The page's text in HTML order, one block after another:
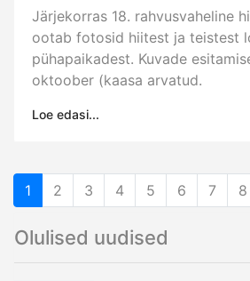
Järjekorras 18. rahvusvaheline
ootab fotosid hiitest ja teistest
pühapaikadest. Kuvade
oktoober (kaasa arvatud.
Loe edasi...
1 2 3 4 5 6 7 8
Olulised uudised